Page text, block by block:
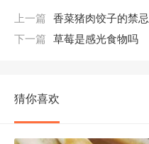
上一篇
香菜猪肉饺子的禁忌
下一篇
草莓是感光食物吗
猜你喜欢